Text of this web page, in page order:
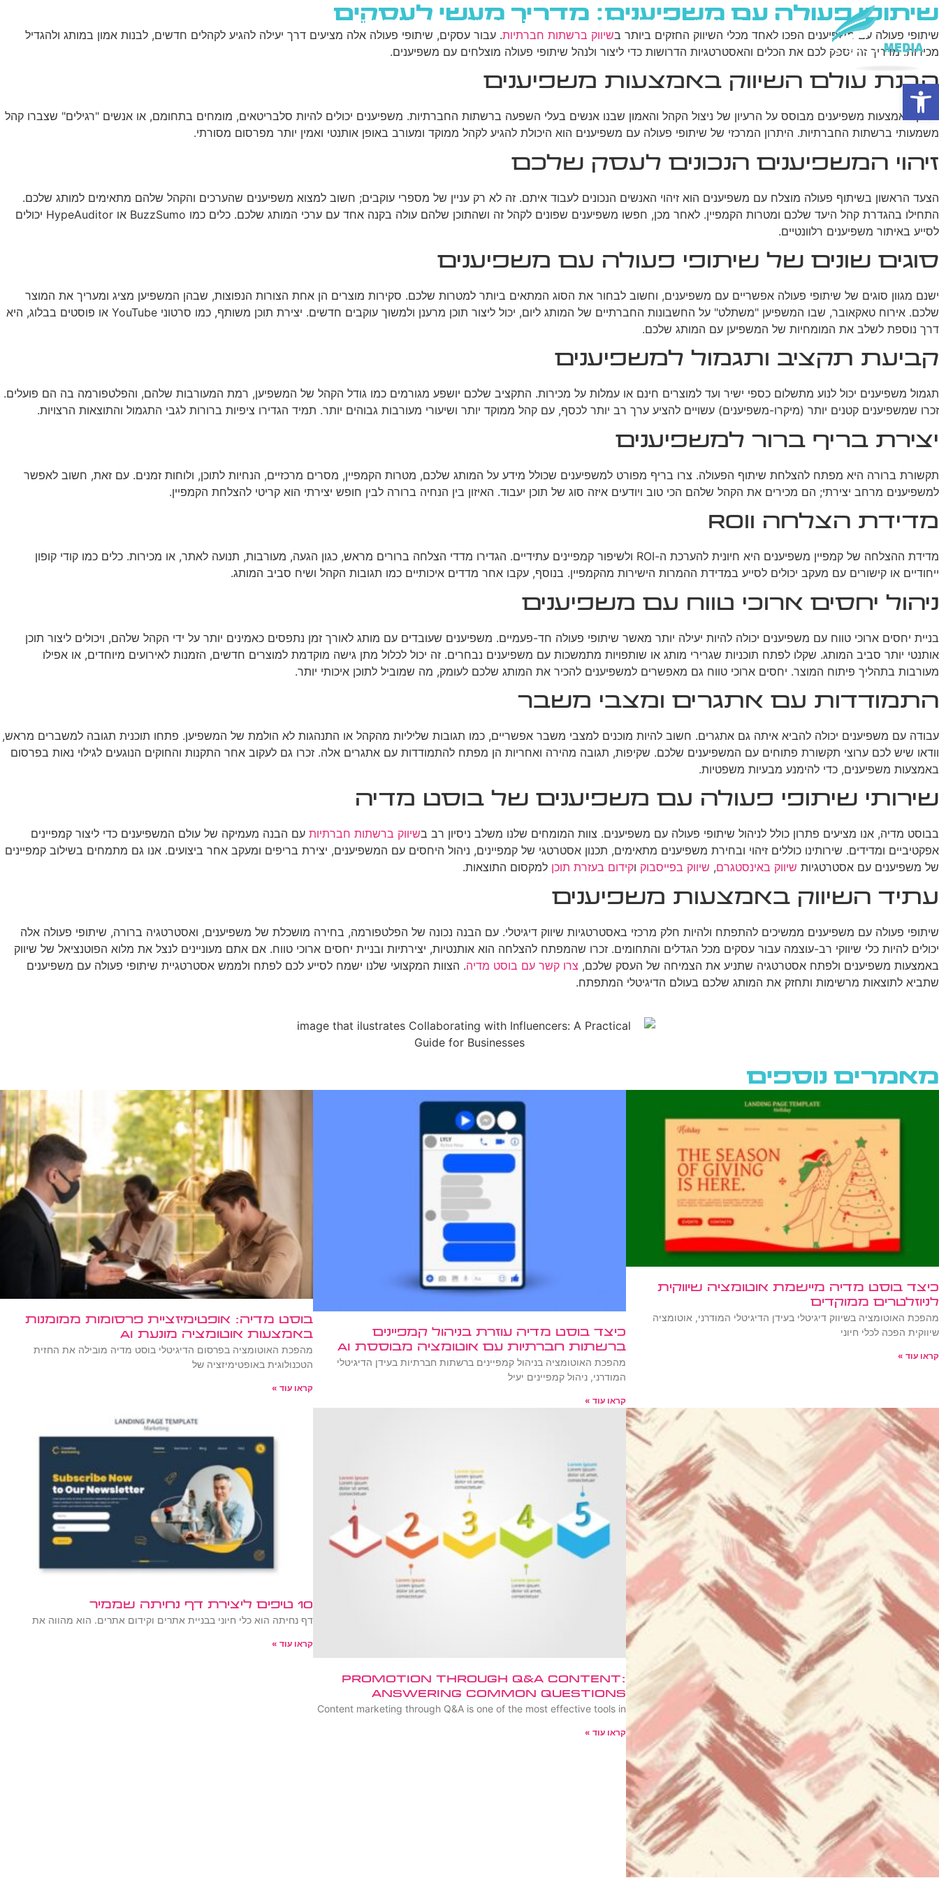
פתח סרגל נגישות
בית מי אנחנו פרסום בגוגל רשתות חברתיות בניית אתרים בלוגשיתופי פעולה עם משפיענים: מדריך מעשי לעסקים
שיתופי פעולה עם משפיענים הפכו לאחד מכלי השיווק החזקים ביותר בשיווק ברשתות חברתיות. עבור עסקים, שיתופי פעולה אלה מציעים דרך יעילה להגיע לקהלים חדשים, לבנות אמון במותג ולהגדיל
מכירות. מדריך זה יספק לכם את הכלים והאסטרטגיות הדרושות כדי ליצור ולנהל שיתופי פעולה מוצלחים עם משפיענים.
הבנת עולם השיווק באמצעות משפיענים
שיווק באמצעות משפיענים מבוסס על הרעיון של ניצול הקהל והאמון שבנו אנשים בעלי השפעה ברשתות החברתיות. משפיענים יכולים להיות סלבריטאים, מומחים בתחומם, או אנשים "רגילים" שצברו קהל
משמעותי ברשתות החברתיות. היתרון המרכזי של שיתופי פעולה עם משפיענים הוא היכולת להגיע לקהל ממוקד ומעורב באופן אותנטי ואמין יותר מפרסום מסורתי.
זיהוי המשפיענים הנכונים לעסק שלכם
הצעד הראשון בשיתוף פעולה מוצלח עם משפיענים הוא זיהוי האנשים הנכונים לעבוד איתם. זה לא רק עניין של מספרי עוקבים; חשוב למצוא משפיענים שהערכים והקהל שלהם מתאימים למותג שלכם.
התחילו בהגדרת קהל היעד שלכם ומטרות הקמפיין. לאחר מכן, חפשו משפיענים שפונים לקהל זה ושהתוכן שלהם עולה בקנה אחד עם ערכי המותג שלכם. כלים כמו BuzzSumo או HypeAuditor יכולים
לסייע באיתור משפיענים רלוונטיים.
סוגים שונים של שיתופי פעולה עם משפיענים
ישנם מגוון סוגים של שיתופי פעולה אפשריים עם משפיענים, וחשוב לבחור את הסוג המתאים ביותר למטרות שלכם. סקירות מוצרים הן אחת הצורות הנפוצות, שבהן המשפיען מציג ומעריך את המוצר
שלכם. אירוח טאקאובר, שבו המשפיען "משתלט" על החשבונות החברתיים של המותג ליום, יכול ליצור תוכן מרענן ולמשוך עוקבים חדשים. יצירת תוכן משותף, כמו סרטוני YouTube או פוסטים בבלוג, היא
דרך נוספת לשלב את המומחיות של המשפיען עם המותג שלכם.
קביעת תקציב ותגמול למשפיענים
תגמול משפיענים יכול לנוע מתשלום כספי ישיר ועד למוצרים חינם או עמלות על מכירות. התקציב שלכם יושפע מגורמים כמו גודל הקהל של המשפיען, רמת המעורבות שלהם, והפלטפורמה בה הם פועלים.
זכרו שמשפיענים קטנים יותר (מיקרו-משפיענים) עשויים להציע ערך רב יותר לכסף, עם קהל ממוקד יותר ושיעורי מעורבות גבוהים יותר. תמיד הגדירו ציפיות ברורות לגבי התגמול והתוצאות הרצויות.
יצירת בריף ברור למשפיענים
תקשורת ברורה היא מפתח להצלחת שיתוף הפעולה. צרו בריף מפורט למשפיענים שכולל מידע על המותג שלכם, מטרות הקמפיין, מסרים מרכזיים, הנחיות לתוכן, ולוחות זמנים. עם זאת, חשוב לאפשר
למשפיענים מרחב יצירתי; הם מכירים את הקהל שלהם הכי טוב ויודעים איזה סוג של תוכן יעבוד. האיזון בין הנחיה ברורה לבין חופש יצירתי הוא קריטי להצלחת הקמפיין.
מדידת הצלחה וROI
מדידת ההצלחה של קמפיין משפיענים היא חיונית להערכת ה-ROI ולשיפור קמפיינים עתידיים. הגדירו מדדי הצלחה ברורים מראש, כגון הגעה, מעורבות, תנועה לאתר, או מכירות. כלים כמו קודי קופון
ייחודיים או קישורים עם מעקב יכולים לסייע במדידת ההמרות הישירות מהקמפיין. בנוסף, עקבו אחר מדדים איכותיים כמו תגובות הקהל ושיח סביב המותג.
ניהול יחסים ארוכי טווח עם משפיענים
בניית יחסים ארוכי טווח עם משפיענים יכולה להיות יעילה יותר מאשר שיתופי פעולה חד-פעמיים. משפיענים שעובדים עם מותג לאורך זמן נתפסים כאמינים יותר על ידי הקהל שלהם, ויכולים ליצור תוכן
אותנטי יותר סביב המותג. שקלו לפתח תוכניות שגרירי מותג או שותפויות מתמשכות עם משפיענים נבחרים. זה יכול לכלול מתן גישה מוקדמת למוצרים חדשים, הזמנות לאירועים מיוחדים, או אפילו
מעורבות בתהליך פיתוח המוצר. יחסים ארוכי טווח גם מאפשרים למשפיענים להכיר את המותג שלכם לעומק, מה שמוביל לתוכן איכותי יותר.
התמודדות עם אתגרים ומצבי משבר
עבודה עם משפיענים יכולה להביא איתה גם אתגרים. חשוב להיות מוכנים למצבי משבר אפשריים, כמו תגובות שליליות מהקהל או התנהגות לא הולמת של המשפיען. פתחו תוכנית תגובה למשברים מראש,
וודאו שיש לכם ערוצי תקשורת פתוחים עם המשפיענים שלכם. שקיפות, תגובה מהירה ואחריות הן מפתח להתמודדות עם אתגרים אלה. זכרו גם לעקוב אחר התקנות והחוקים הנוגעים לגילוי נאות בפרסום
באמצעות משפיענים, כדי להימנע מבעיות משפטיות.
שירותי שיתופי פעולה עם משפיענים של בוסט מדיה
בבוסט מדיה, אנו מציעים פתרון כולל לניהול שיתופי פעולה עם משפיענים. צוות המומחים שלנו משלב ניסיון רב בשיווק ברשתות חברתיות עם הבנה מעמיקה של עולם המשפיענים כדי ליצור קמפיינים
אפקטיביים ומדידים. שירותינו כוללים זיהוי ובחירת משפיענים מתאימים, תכנון אסטרטגי של קמפיינים, ניהול היחסים עם המשפיענים, יצירת בריפים ומעקב אחר ביצועים. אנו גם מתמחים בשילוב קמפיינים
של משפיענים עם אסטרטגיות שיווק באינסטגרם, שיווק בפייסבוק וקידום בעזרת תוכן למקסום התוצאות.
עתיד השיווק באמצעות משפיענים
שיתופי פעולה עם משפיענים ממשיכים להתפתח ולהיות חלק מרכזי באסטרטגיות שיווק דיגיטלי. עם הבנה נכונה של הפלטפורמה, בחירה מושכלת של משפיענים, ואסטרטגיה ברורה, שיתופי פעולה אלה
יכולים להיות כלי שיווקי רב-עוצמה עבור עסקים מכל הגדלים והתחומים. זכרו שהמפתח להצלחה הוא אותנטיות, יצירתיות ובניית יחסים ארוכי טווח. אם אתם מעוניינים לנצל את מלוא הפוטנציאל של שיווק
באמצעות משפיענים ולפתח אסטרטגיה שתניע את הצמיחה של העסק שלכם, צרו קשר עם בוסט מדיה. הצוות המקצועי שלנו ישמח לסייע לכם לפתח ולממש אסטרטגיית שיתופי פעולה עם משפיענים
שתביא לתוצאות מרשימות ותחזק את המותג שלכם בעולם הדיגיטלי המתפתח.
מאמרים נוספים
כיצד בוסט מדיה מיישמת אוטומציה שיווקית
לניוזלטרים ממוקדים
מהפכת האוטומציה בשיווק דיגיטלי בעידן הדיגיטלי המודרני, אוטומציה
שיווקית הפכה לכלי חיוני
קראו עוד »
כיצד בוסט מדיה עוזרת בניהול קמפיינים
ברשתות חברתיות עם אוטומציה מבוססת AI
מהפכת האוטומציה בניהול קמפיינים ברשתות חברתיות בעידן הדיגיטלי
המודרני, ניהול קמפיינים יעיל
קראו עוד »
בוסט מדיה: אופטימיזציית פרסומות ממומנות
באמצעות אוטומציה מונעת AI
מהפכת האוטומציה בפרסום הדיגיטלי בוסט מדיה מובילה את החזית
הטכנולוגית באופטימיזציה של
קראו עוד »
Promotion Through Q&A Content:
Answering Common Questions
Content marketing through Q&A is one of the most effective tools in
קראו עוד »
10 טיפים ליצירת דף נחיתה שממיר
דף נחיתה הוא כלי חיוני בבניית אתרים וקידום אתרים. הוא מהווה את
קראו עוד »